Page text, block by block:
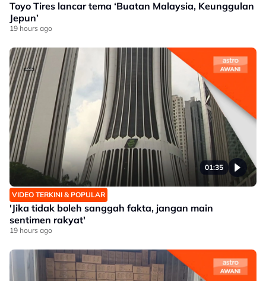
Toyo Tires lancar tema ‘Buatan Malaysia, Keunggulan
Jepun’
19 hours ago
01:35
VIDEO TERKINI & POPULAR
'Jika tidak boleh sanggah fakta, jangan main
sentimen rakyat'
19 hours ago